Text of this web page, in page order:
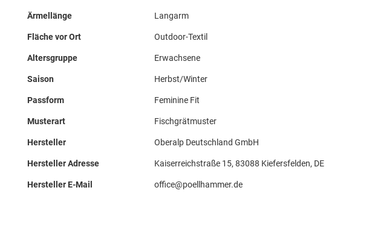
Ärmellänge Langarm
Fläche vor Ort Outdoor-Textil
Altersgruppe Erwachsene
Saison Herbst/Winter
Passform Feminine Fit
Musterart Fischgrätmuster
Hersteller Oberalp Deutschland GmbH
Hersteller Adresse Kaiserreichstraße 15, 83088 Kiefersfelden, DE
Hersteller E-Mail office@poellhammer.de